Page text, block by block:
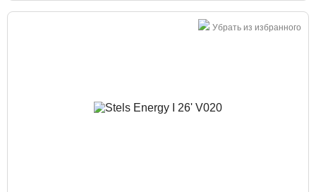
Убрать из избранного